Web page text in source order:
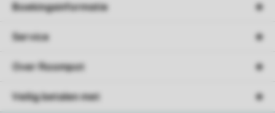
Boekingsinformatie
Service
Over Roompot
Veilig betalen met